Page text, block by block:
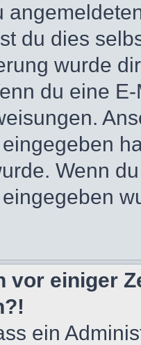
du dies
wurde
du eine
Wenn
vor einiger
ein